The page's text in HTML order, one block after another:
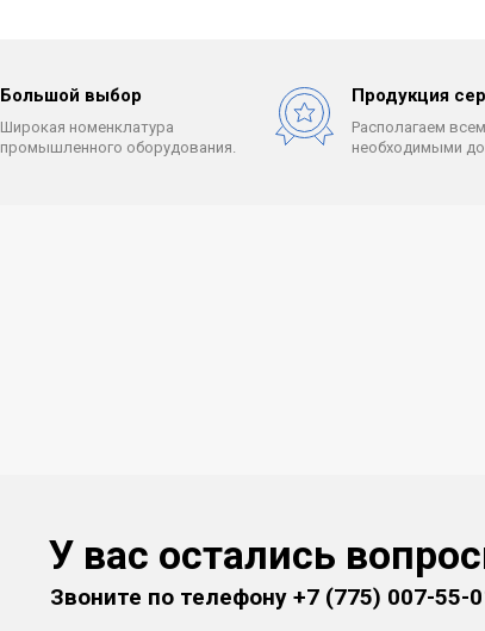
Большой выбор
Широкая номенклатура
промышленного оборудования.
Продукция
Располагаем
необходимыми
У вас остались
Звоните по телефону+7 (775) 007-55-